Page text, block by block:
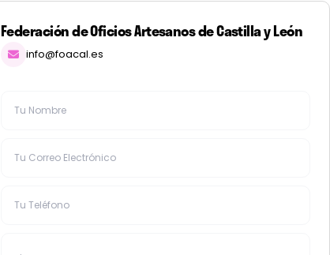
Federación de Oficios Artesanos de Castilla y León
info@foacal.es